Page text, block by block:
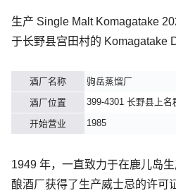
生产 Single Malt Komagatake
于长野县宫田村的 Komagatake
酒厂名称
驹岳蒸馏厂
酒厂位置
399-4301 长野县上名
开始营业 1985
1949 年，一直致力于在鹿儿岛
酿酒厂获得了生产威士忌的许可